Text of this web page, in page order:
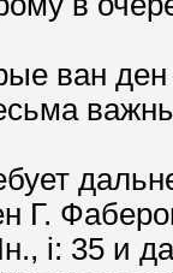
ван
Г.
i: 35 и